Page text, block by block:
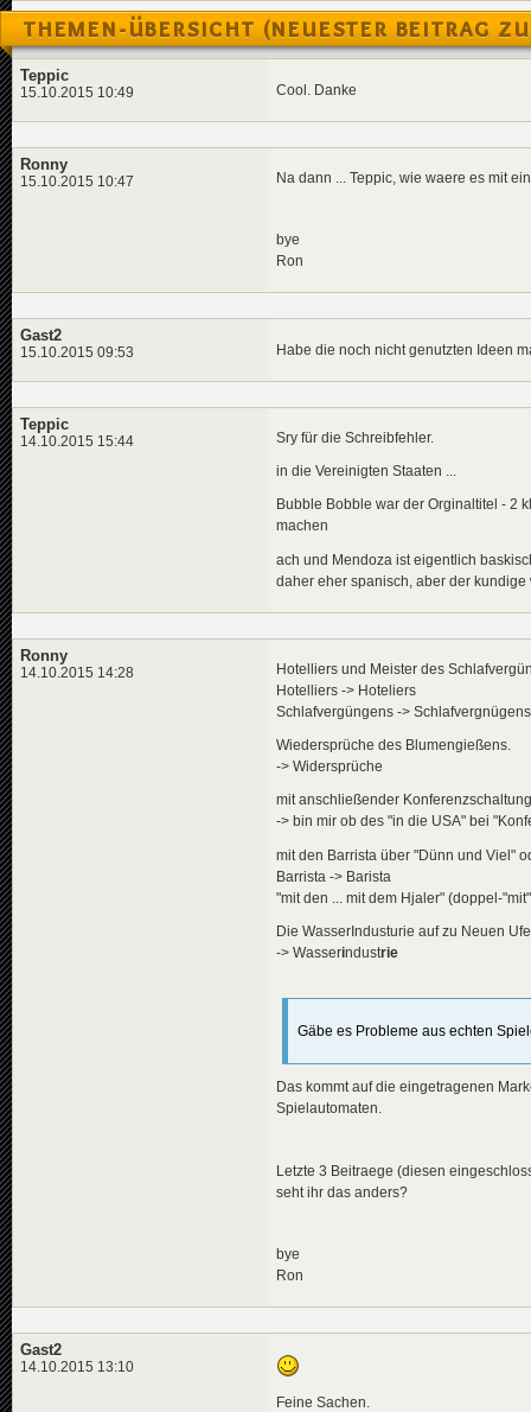
THEMEN-ÜBERSICHT (NEUESTER BEITRAG
Teppic
15.10.2015 10:49 Cool. Danke
Ronny
15.10.2015 10:47 Na dann ... Teppic, wie waere es mit
bye
Ron
Gast2
15.10.2015 09:53 Habe die noch nicht genutzten Ideen
Teppic
14.10.2015 15:44 Sry für die Schreibfehler.
in die Vereinigten Staaten ...
Bubble Bobble war der Orginaltitel - 2
machen
ach und Mendoza ist eigentlich
daher eher spanisch, aber der
Ronny
14.10.2015 14:28
Hotelliers und Meister des
Hotelliers -> Hoteliers
Schlafvergüngens -> Schlafvergnügens
Wiedersprüche des Blumengießens.
-> Widersprüche
mit anschließender
-> bin mir ob des "in die USA" bei
mit den Barrista über "Dünn und Viel"
Barrista -> Barista
"mit den ... mit dem Hjaler" (doppel-
Die WasserIndusturie auf zu Neuen
-> Wasserindustrie
Gäbe es Probleme aus echten
Das kommt auf die eingetragenen
Spielautomaten.
Letzte 3 Beitraege (diesen
seht ihr das anders?
bye
Ron
Gast2
14.10.2015 13:10
Feine Sachen.